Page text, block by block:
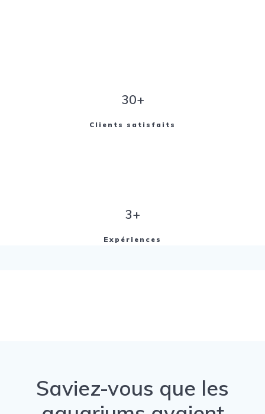
30+
Clients satisfaits
3+
Expériences
Saviez-vous que les